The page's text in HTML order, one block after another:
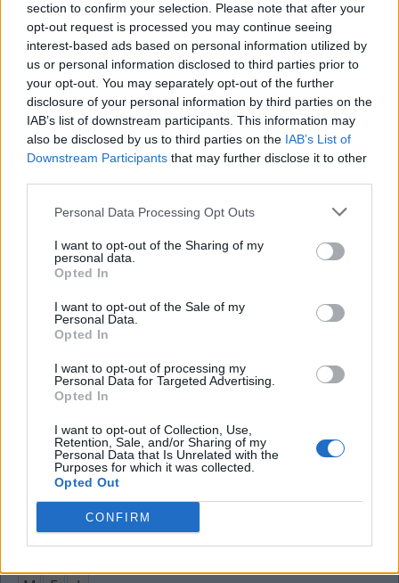
section to confirm your selection. Please note that after your
opt-out request is processed you may continue seeing
interest-based ads based on personal information utilized by
us or personal information disclosed to third parties prior to
your opt-out. You may separately opt-out of the further
disclosure of your personal information by third parties on the
IAB’s list of downstream participants. This information may
also be disclosed by us to third parties on the IAB’s List of
Downstream Participants that may further disclose it to other
Personal Data Processing Opt Outs
I want to opt-out of the Sharing of my
personal data.
Opted In
I want to opt-out of the Sale of my
Personal Data.
Opted In
I want to opt-out of processing my
Personal Data for Targeted Advertising.
Opted In
I want to opt-out of Collection, Use,
Retention, Sale, and/or Sharing of my
Personal Data that Is Unrelated with the
Purposes for which it was collected.
Opted Out
CONFIRM
Mini Abril 22 2023 Cruzadinha
C P
F
A
K A I
__ Professional, marca de instrumentos musicais:
A forma de despedir dos caipiras
N T
É
Número de identificação fiscal
P
F
Diz-se da comida cujo gosto não é bom
M
Registro típico de trabalhadores autônomos: